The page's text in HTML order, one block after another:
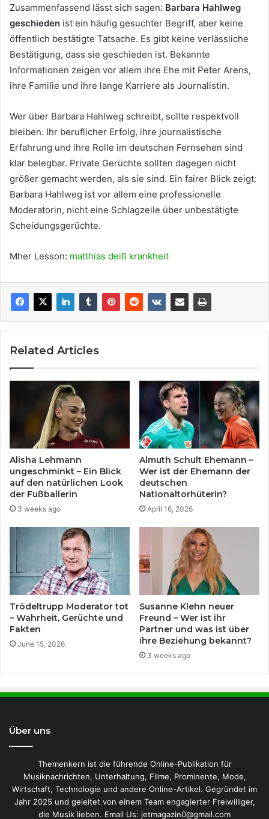
Zusammenfassend lässt sich sagen: Barbara Hahlweg
geschieden ist ein häufig gesuchter Begriff, aber keine
öffentlich bestätigte Tatsache. Es gibt keine verlässliche
Bestätigung, dass sie geschieden ist. Bekannte
Informationen zeigen vor allem ihre Ehe mit Peter Arens,
ihre Familie und ihre lange Karriere als Journalistin.
Wer über Barbara Hahlweg schreibt, sollte respektvoll
bleiben. Ihr beruflicher Erfolg, ihre journalistische
Erfahrung und ihre Rolle im deutschen Fernsehen sind
klar belegbar. Private Gerüchte sollten dagegen nicht
größer gemacht werden, als sie sind. Ein fairer Blick zeigt:
Barbara Hahlweg ist vor allem eine professionelle
Moderatorin, nicht eine Schlagzeile über unbestätigte
Scheidungsgerüchte.
Mher Lesson: matthias deiß krankheit
Related Articles
Alisha Lehmann
ungeschminkt – Ein Blick
auf den natürlichen Look
der Fußballerin
3 weeks ago
Almuth Schult Ehemann –
Wer ist der Ehemann der
deutschen
Nationaltorhüterin?
April 16, 2026
Trödeltrupp Moderator tot
– Wahrheit, Gerüchte und
Fakten
June 15, 2026
Susanne Klehn neuer
Freund – Wer ist ihr
Partner und was ist über
ihre Beziehung bekannt?
3 weeks ago
Über uns
Themenkern ist die führende Online-Publikation für
Musiknachrichten, Unterhaltung, Filme, Prominente, Mode,
Wirtschaft, Technologie und andere Online-Artikel. Gegründet im
Jahr 2025 und geleitet von einem Team engagierter Freiwilliger,
die Musik lieben. Email Us: jetmagazin0@gmail.com